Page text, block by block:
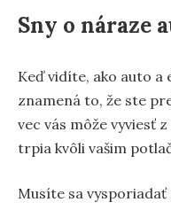
Sny o náraze
Keď vidíte, ako auto a
znamená to, že ste
vec vás môže vyviesť
trpia kvôli vašim
Musíte sa